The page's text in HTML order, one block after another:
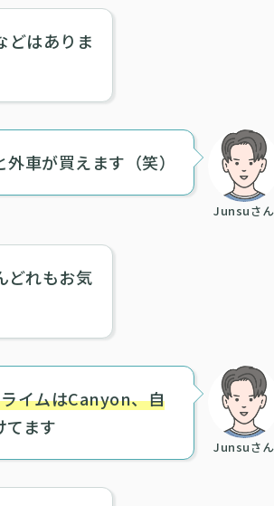
どはありま
Junsuさん
車が買えます（笑）
どれもお気
Junsuさん
イムはCanyon、自
てます